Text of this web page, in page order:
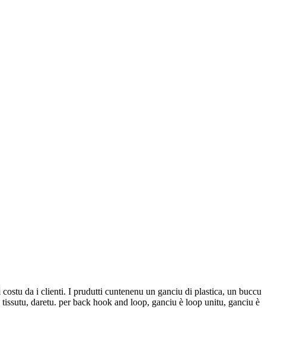
da i clienti. I prudutti cuntenenu un ganciu di plastica, un buccu
daretu. per back hook and loop, ganciu è loop unitu, ganciu è